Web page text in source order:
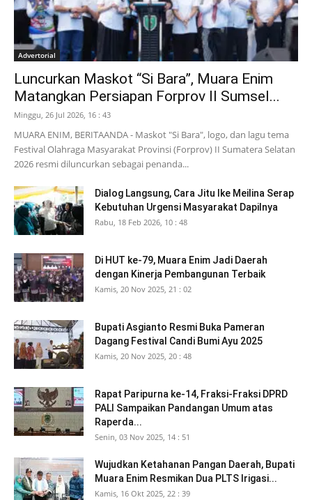
Advertorial
Luncurkan Maskot “Si Bara”, Muara Enim
Matangkan Persiapan Forprov II Sumsel...
Minggu, 26 Jul 2026, 16 : 43
MUARA ENIM, BERITAANDA - Maskot "Si Bara", logo, dan lagu tema
Festival Olahraga Masyarakat Provinsi (Forprov) II Sumatera Selatan
2026 resmi diluncurkan sebagai penanda...
Dialog Langsung, Cara Jitu Ike Meilina Serap
Kebutuhan Urgensi Masyarakat Dapilnya
Rabu, 18 Feb 2026, 10 : 48
Di HUT ke-79, Muara Enim Jadi Daerah
dengan Kinerja Pembangunan Terbaik
Kamis, 20 Nov 2025, 21 : 02
Bupati Asgianto Resmi Buka Pameran
Dagang Festival Candi Bumi Ayu 2025
Kamis, 20 Nov 2025, 20 : 48
Rapat Paripurna ke-14, Fraksi-Fraksi DPRD
PALI Sampaikan Pandangan Umum atas
Raperda...
Senin, 03 Nov 2025, 14 : 51
Wujudkan Ketahanan Pangan Daerah, Bupati
Muara Enim Resmikan Dua PLTS Irigasi...
Kamis, 16 Okt 2025, 22 : 39